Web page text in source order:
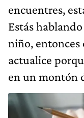
encuentres,
Estás
niño, entonces
actualice
en un montón